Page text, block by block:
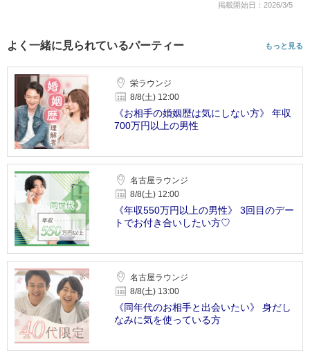
掲載開始日：2026/3/5
よく一緒に見られているパーティー もっと見る
栄ラウンジ
8/8(土) 12:00
《お相手の婚姻歴は気にしない方》 年収
700万円以上の男性
名古屋ラウンジ
8/8(土) 12:00
《年収550万円以上の男性》 3回目のデー
トでお付き合いしたい方♡
名古屋ラウンジ
8/8(土) 13:00
《同年代のお相手と出会いたい》 身だし
なみに気を使っている方